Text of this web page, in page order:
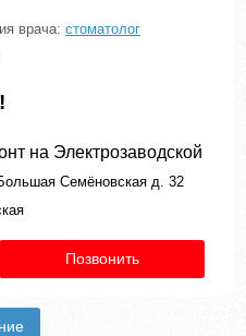
врача: стоматолог
на Электрозаводской
Семёновская д. 32
Позвонить